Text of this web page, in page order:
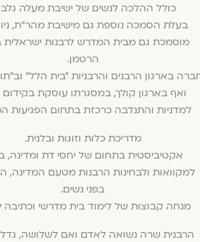
כולל ההלכה לנשים של ישיבת מעלה
בעלת הסמכה נוספת גם מישיבת מהר״ת, ניו
מוסמכת גם מבית המדרש לרבנות ישראלית
הרטמן.
בארגון הרבנים והרבניות ״בית הלל״
ואף בארגון קולך, במסגרתו עוסקת בקידום
למדניות והתנדבה כרכזת בתחום הפגיעות
מדריכת כלות וזוגות ובלנית.
אקטיביסטית בתחום של יחסי דת ומדינה,
למקוואות ולבחינות הרבנות מטעם המדינה,
בפני נשים.
מנחה קבוצות של לימוד בית מדרשי וכתיבה
הרבנית שרה נשואה לאדם ואם לשלושה,